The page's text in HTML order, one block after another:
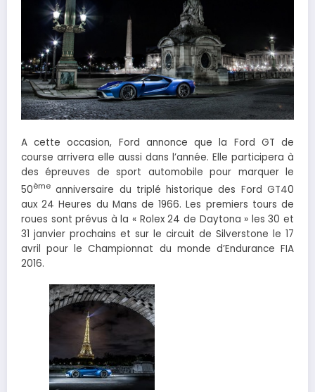
A cette occasion, Ford annonce que la Ford GT de
course arrivera elle aussi dans l’année. Elle participera à
des épreuves de sport automobile pour marquer le
50ème anniversaire du triplé historique des Ford GT40
aux 24 Heures du Mans de 1966. Les premiers tours de
roues sont prévus à la « Rolex 24 de Daytona » les 30 et
31 janvier prochains et sur le circuit de Silverstone le 17
avril pour le Championnat du monde d’Endurance FIA
2016.